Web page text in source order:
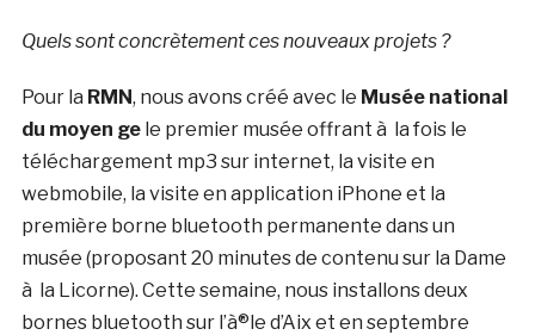
Quels sont concrètement ces nouveaux projets ?
Pour la RMN, nous avons créé avec le Musée national
du moyen gele premier musée offrant à la fois le
téléchargement mp3 sur internet, la visite en
webmobile, la visite en application iPhone et la
première borne bluetooth permanente dans un
musée (proposant 20 minutes de contenu sur la Dame
à la Licorne). Cette semaine, nous installons deux
bornes bluetooth sur l’à®le d’Aix et en septembre